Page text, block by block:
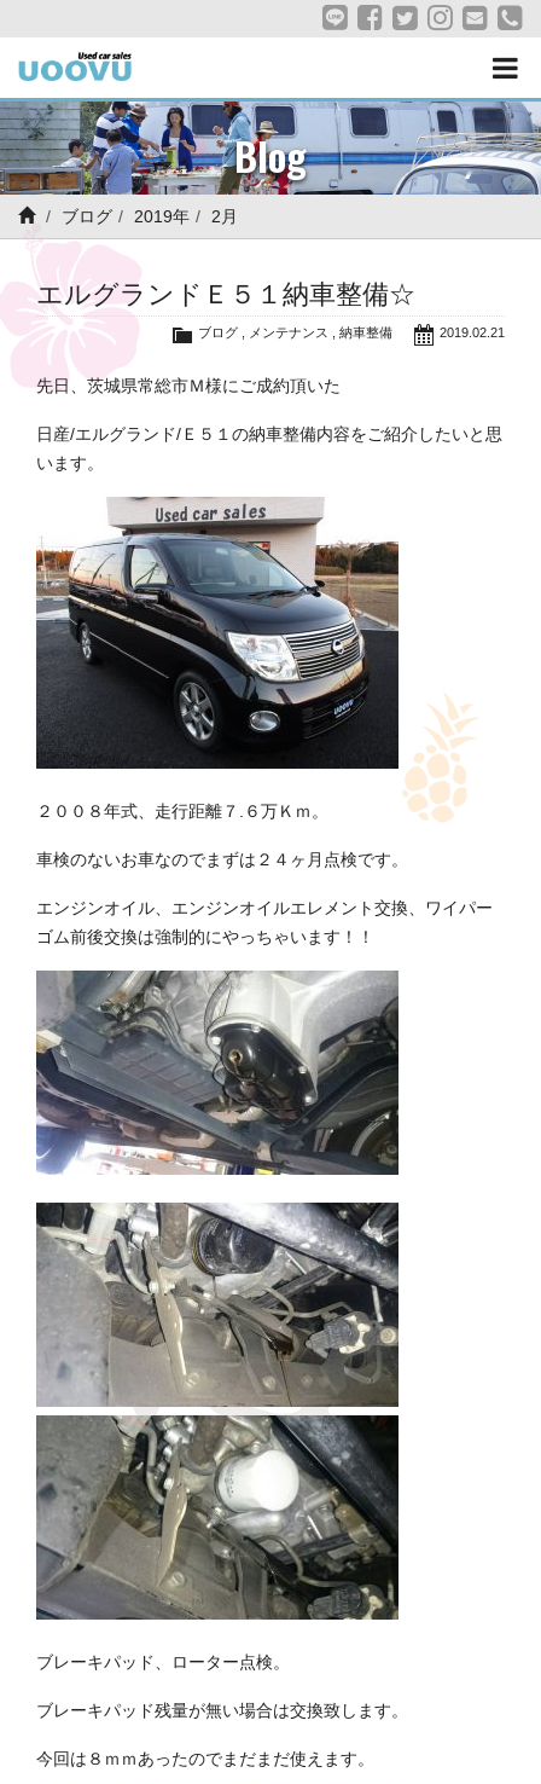
Blog
ブログ 2019年 2月
エルグランドＥ５１納車整備☆
2019.02.21
ブログ メンテナンス 納車整備
先日、茨城県常総市Ｍ様にご成約頂いた
日産/エルグランド/Ｅ５１の納車整備内容をご紹介したいと思
います。
２００８年式、走行距離７.６万Ｋｍ。
車検のないお車なのでまずは２４ヶ月点検です。
エンジンオイル、エンジンオイルエレメント交換、ワイパー
ゴム前後交換は強制的にやっちゃいます！！
ブレーキパッド、ローター点検。
ブレーキパッド残量が無い場合は交換致します。
今回は８ｍｍあったのでまだまだ使えます。